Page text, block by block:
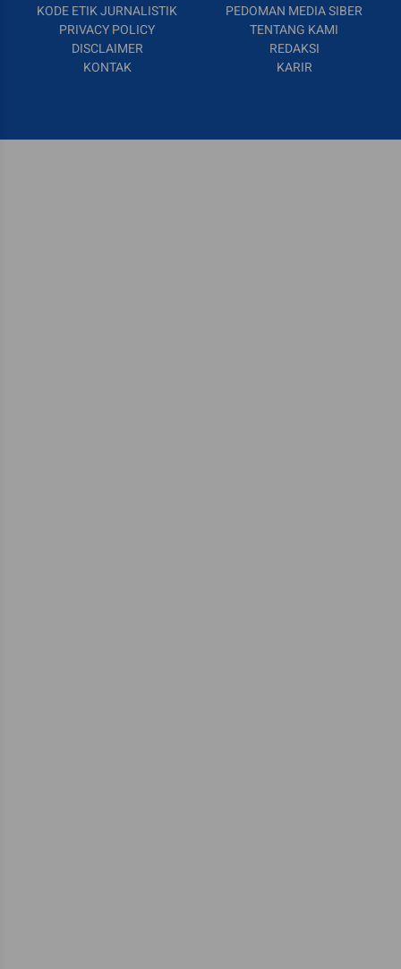
KODE ETIK JURNALISTIK
PEDOMAN MEDIA SIBER
PRIVACY POLICY
TENTANG KAMI
DISCLAIMER
REDAKSI
KONTAK
KARIR